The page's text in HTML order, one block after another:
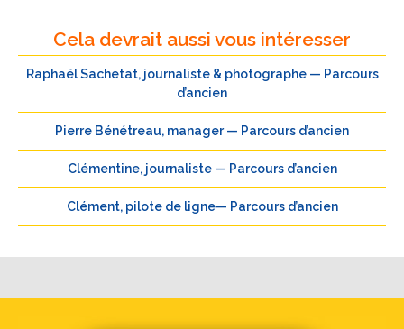
Cela devrait aussi vous intéresser
Raphaël Sachetat, journaliste & photographe — Parcours
d’ancien
Pierre Bénétreau, manager — Parcours d’ancien
Clémentine, journaliste — Parcours d’ancien
Clément, pilote de ligne— Parcours d’ancien